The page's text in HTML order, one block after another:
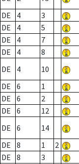
DE
4 3
DE
4 5
DE
4 7
DE
4 8
DE
4 10
DE
6 1
DE
6 2
DE
6 12
DE
6 14
DE
8 1 2
DE
8 3